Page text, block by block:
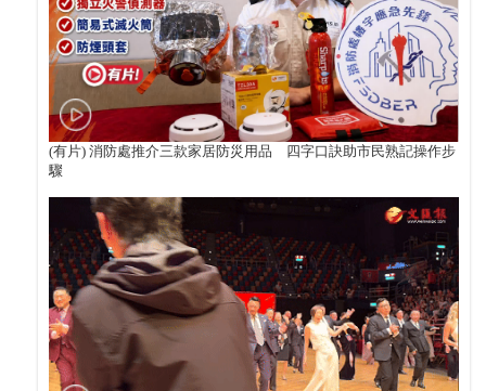
(有片) 消防處推介三款家居防災用品 四字口訣助市民熟記操作步
驟